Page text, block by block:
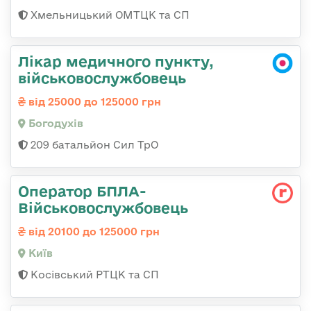
Хмельницький ОМТЦК та СП
Лікар медичного пункту,
військовослужбовець
від 25000 до 125000 грн
Богодухів
209 батальйон Сил ТрО
Оператор БПЛА-
Військовослужбовець
від 20100 до 125000 грн
Київ
Косівський РТЦК та СП